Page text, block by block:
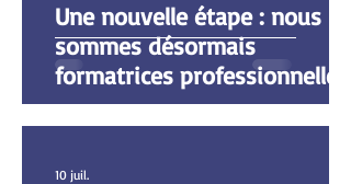
Une nouvelle étape : nous
sommes désormais
formatrices professionnelles !
10 juil.